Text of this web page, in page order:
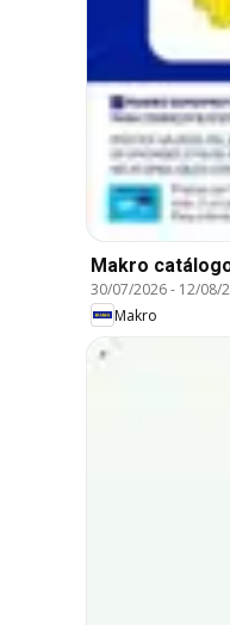
Makro
30/07/2026- 12/08/
Makro